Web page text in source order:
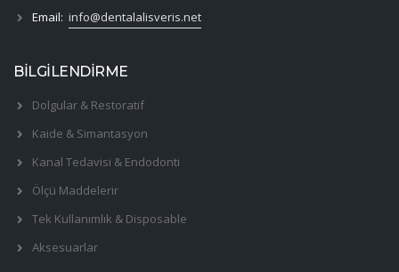
Email: info@dentalalisveris.net
BİLGİLENDİRME
Dolgular & Restoratif
Kaide & Simantasyon
Kanal Tedavisi & Endodonti
Ölçü Maddelerir
Tek Kullanımlık & Disposable
Aksesuarlar